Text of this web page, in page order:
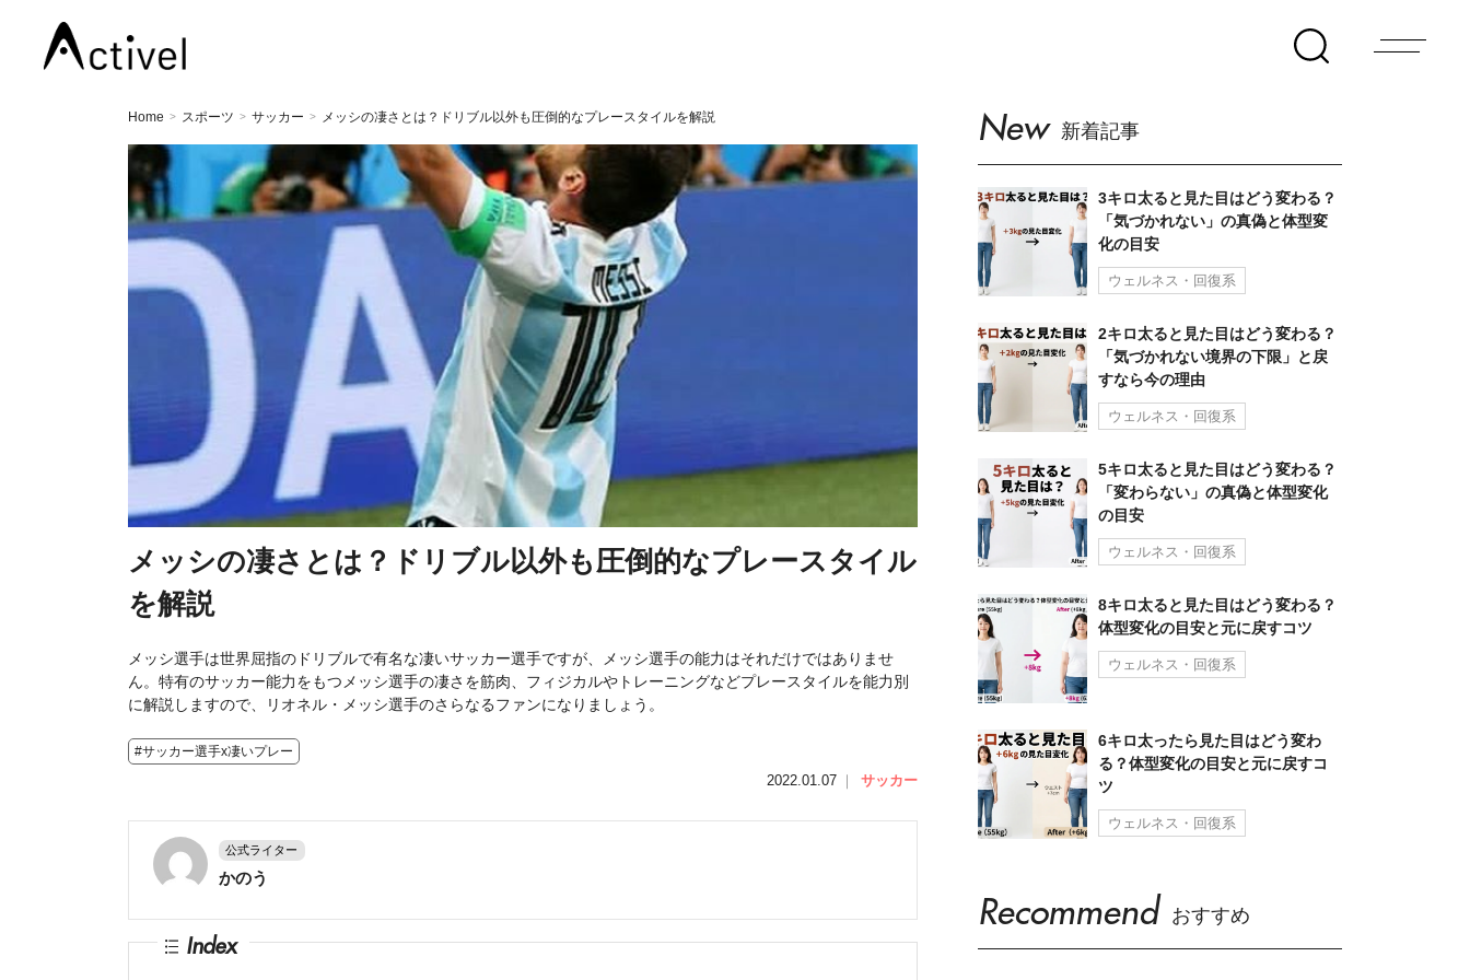
Home > スポーツ > サッカー > メッシの凄さとは？ドリブル以外も圧倒的なプレースタイルを解説
メッシの凄さとは？ドリブル以外も圧倒的なプレースタイル
を解説
メッシ選手は世界屈指のドリブルで有名な凄いサッカー選手ですが、メッシ選手の能力はそれだけではありませ
ん。特有のサッカー能力をもつメッシ選手の凄さを筋肉、フィジカルやトレーニングなどプレースタイルを能力別
に解説しますので、リオネル・メッシ選手のさらなるファンになりましょう。
#サッカー選手x凄いプレー
2022.01.07 ｜ サッカー
公式ライター
かのう
Index
New 新着記事
3キロ太ると見た目はどう変わる？
「気づかれない」の真偽と体型変
化の目安
ウェルネス・回復系
2キロ太ると見た目はどう変わる？
「気づかれない境界の下限」と戻
すなら今の理由
ウェルネス・回復系
5キロ太ると見た目はどう変わる？
「変わらない」の真偽と体型変化
の目安
ウェルネス・回復系
8キロ太ると見た目はどう変わる？
体型変化の目安と元に戻すコツ
ウェルネス・回復系
6キロ太ったら見た目はどう変わ
る？体型変化の目安と元に戻すコ
ツ
ウェルネス・回復系
Recommend おすすめ